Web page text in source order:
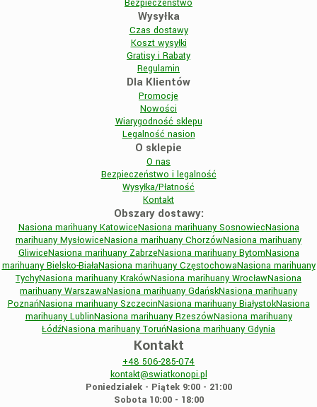
Bezpieczeństwo
Wysyłka
Czas dostawy
Koszt wysyłki
Gratisy i Rabaty
Regulamin
Dla Klientów
Promocje
Nowości
Wiarygodność sklepu
Legalność nasion
O sklepie
O nas
Bezpieczeństwo i legalność
Wysyłka/Płatność
Kontakt
Obszary dostawy:
Nasiona marihuany KatowiceNasiona marihuany SosnowiecNasiona
marihuany MysłowiceNasiona marihuany ChorzówNasiona marihuany
GliwiceNasiona marihuany ZabrzeNasiona marihuany BytomNasiona
marihuany Bielsko-BiałaNasiona marihuany CzęstochowaNasiona marihuany
TychyNasiona marihuany KrakówNasiona marihuany WrocławNasiona
marihuany WarszawaNasiona marihuany GdańskNasiona marihuany
PoznańNasiona marihuany SzczecinNasiona marihuany BiałystokNasiona
marihuany LublinNasiona marihuany RzeszówNasiona marihuany
ŁódźNasiona marihuany ToruńNasiona marihuany Gdynia
Kontakt
+48 506-285-074
kontakt@swiatkonopi.pl
Poniedziałek - Piątek 9:00 - 21:00
Sobota 10:00 - 18:00